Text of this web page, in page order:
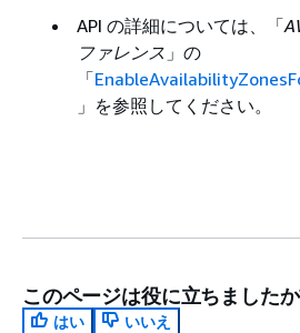
API の詳細については、「
ファレンス 」の
「
」を参照してください。
このページは役に立ちました
はい
いいえ